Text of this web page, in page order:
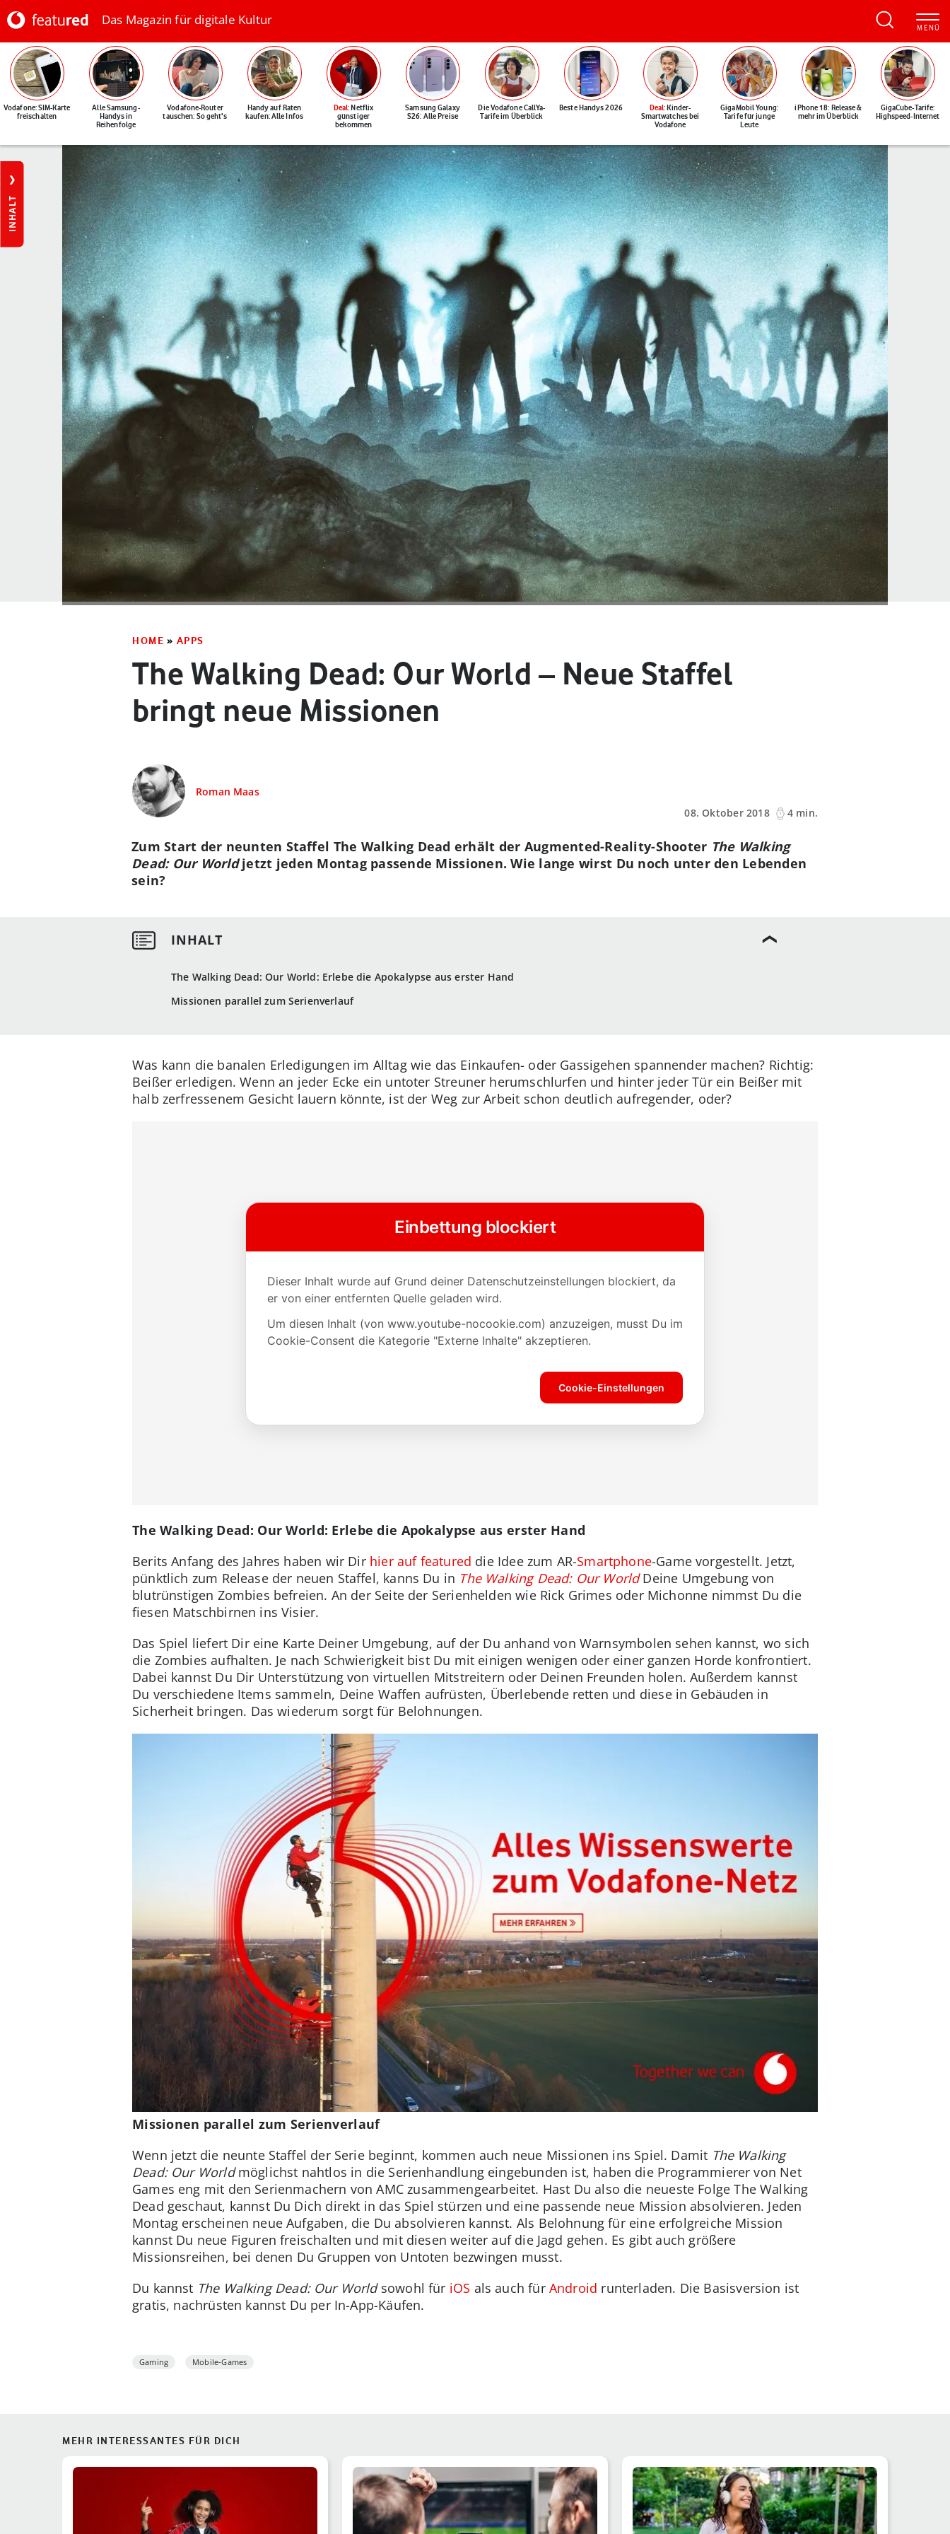
Das Magazin für digitale Kultur
Vodafone: SIM-Karte
freischalten
Alle Samsung-
Handys in
Reihenfolge
Vodafone-Router
tauschen: So geht's
Handy auf Raten
kaufen: Alle Infos
Deal: Netflix
günstiger
bekommen
Samsung Galaxy
S26: Alle Preise
Die Vodafone CallYa-
Tarife im Überblick
Beste Handys 2026 Deal: Kinder-
Smartwatches bei
Vodafone
GigaMobil Young:
Tarife für junge
Leute
iPhone 18: Release &
mehr im Überblick
GigaCube-Tarife:
Highspeed-Internet
INHALT
HOME » APPS
The Walking Dead: Our World – Neue Staffel
bringt neue Missionen
Roman Maas
08. Oktober 2018
4 min.
The Walking Dead: Our World: Erlebe die Apokalypse aus erster Hand
Missionen parallel zum Serienverlauf
Zum Start der neunten Staffel The Walking Dead erhält der Augmented-Reality-Shooter The Walking
Dead: Our World jetzt jeden Montag passende Missionen. Wie lange wirst Du noch unter den Lebenden
sein?
Was kann die banalen Erledigungen im Alltag wie das Einkaufen- oder Gassigehen spannender machen? Richtig:
Beißer erledigen. Wenn an jeder Ecke ein untoter Streuner herumschlurfen und hinter jeder Tür ein Beißer mit
halb zerfressenem Gesicht lauern könnte, ist der Weg zur Arbeit schon deutlich aufregender, oder?
The Walking Dead: Our World: Erlebe die Apokalypse aus erster Hand
Berits Anfang des Jahres haben wir Dir hier auf featured die Idee zum AR-Smartphone-Game vorgestellt. Jetzt,
pünktlich zum Release der neuen Staffel, kanns Du in The Walking Dead: Our WorldDeine Umgebung von
blutrünstigen Zombies befreien. An der Seite der Serienhelden wie Rick Grimes oder Michonne nimmst Du die
fiesen Matschbirnen ins Visier.
Das Spiel liefert Dir eine Karte Deiner Umgebung, auf der Du anhand von Warnsymbolen sehen kannst, wo sich
die Zombies aufhalten. Je nach Schwierigkeit bist Du mit einigen wenigen oder einer ganzen Horde konfrontiert.
Dabei kannst Du Dir Unterstützung von virtuellen Mitstreitern oder Deinen Freunden holen. Außerdem kannst
Du verschiedene Items sammeln, Deine Waffen aufrüsten, Überlebende retten und diese in Gebäuden in
Sicherheit bringen. Das wiederum sorgt für Belohnungen.
Missionen parallel zum Serienverlauf
Wenn jetzt die neunte Staffel der Serie beginnt, kommen auch neue Missionen ins Spiel. Damit The Walking
Dead: Our Worldmöglichst nahtlos in die Serienhandlung eingebunden ist, haben die Programmierer von Net
Games eng mit den Serienmachern von AMC zusammengearbeitet. Hast Du also die neueste Folge The Walking
Dead geschaut, kannst Du Dich direkt in das Spiel stürzen und eine passende neue Mission absolvieren. Jeden
Montag erscheinen neue Aufgaben, die Du absolvieren kannst. Als Belohnung für eine erfolgreiche Mission
kannst Du neue Figuren freischalten und mit diesen weiter auf die Jagd gehen. Es gibt auch größere
Missionsreihen, bei denen Du Gruppen von Untoten bezwingen musst.
Du kannst The Walking Dead: Our Worldsowohl für iOS als auch für Android runterladen. Die Basisversion ist
gratis, nachrüsten kannst Du per In-App-Käufen.
Gaming Mobile-Games
MEHR INTERESSANTES FÜR DICH